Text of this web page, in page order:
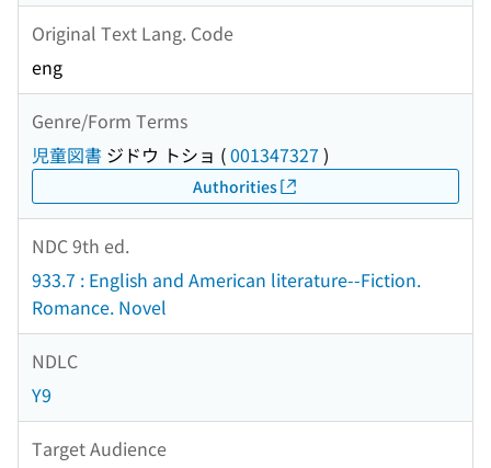
Original Text Lang. Code
eng
Genre/Form Terms
児童図書 ジドウ トショ (001347327 )
Authorities
NDC 9th ed.
933.7 : English and American literature--Fiction.
Romance. Novel
NDLC
Y9
Target Audience